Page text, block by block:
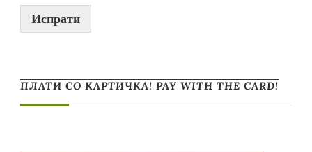
Испрати
ПЛАТИ СО КАРТИЧКА! PAY WITH THE CARD!